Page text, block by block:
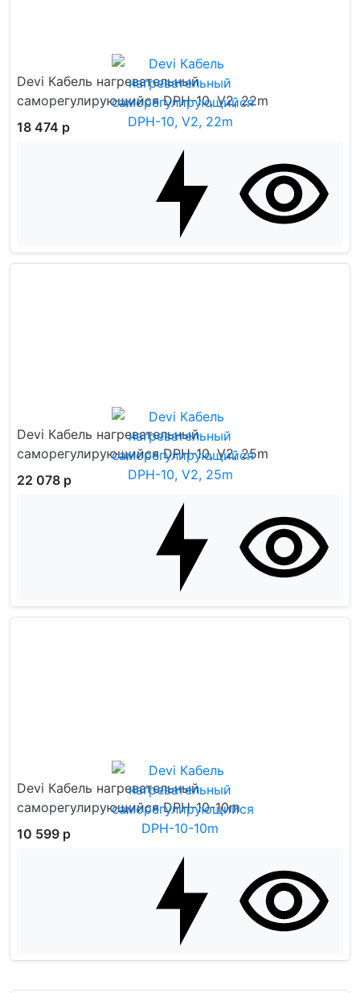
Devi Кабель нагревательный
саморегулирующийся DPH-10, V2, 22m
18 474 р
Devi Кабель нагревательный
саморегулирующийся DPH-10, V2, 25m
22 078 р
Devi Кабель нагревательный
саморегулирующийся DPH-10-10m
10 599 р